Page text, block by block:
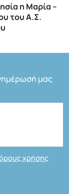
η Μαρία –
του Α.Σ.
μας
χρήσης